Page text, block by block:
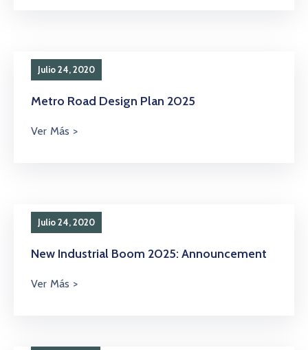
Julio 24, 2020
Metro Road Design Plan 2025
Julio 24, 2020
New Industrial Boom 2025: Announcement